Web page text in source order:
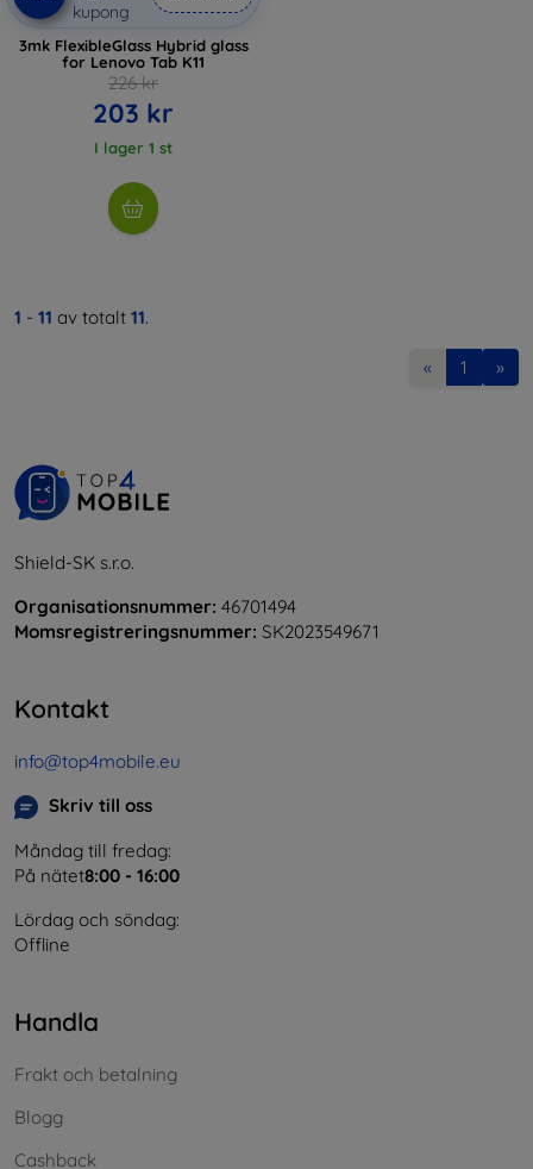
kupong
3mk FlexibleGlass Hybrid glass
for Lenovo Tab K11
226 kr
203 kr
I lager 1 st
1 - 11 av totalt 11.
« 1 »
Shield-SK s.r.o.
Organisationsnummer: 46701494
Momsregistreringsnummer: SK2023549671
Kontakt
info@top4mobile.eu
Skriv till oss
Måndag till fredag:
På nätet8:00 - 16:00
Lördag och söndag:
Offline
Handla
Frakt och betalning
Blogg
Cashback